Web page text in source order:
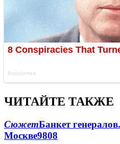
ЧИТАЙТЕ ТАКЖЕ
СюжетБанкет
Москве9808